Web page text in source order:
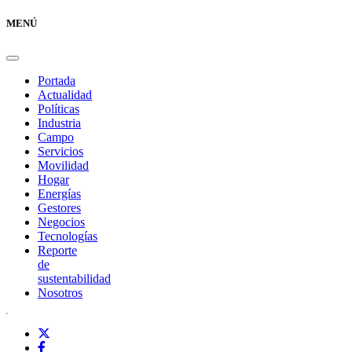
MENÚ
Portada
Actualidad
Políticas
Industria
Campo
Servicios
Movilidad
Hogar
Energías
Gestores
Negocios
Tecnologías
Reporte
de
sustentabilidad
Nosotros